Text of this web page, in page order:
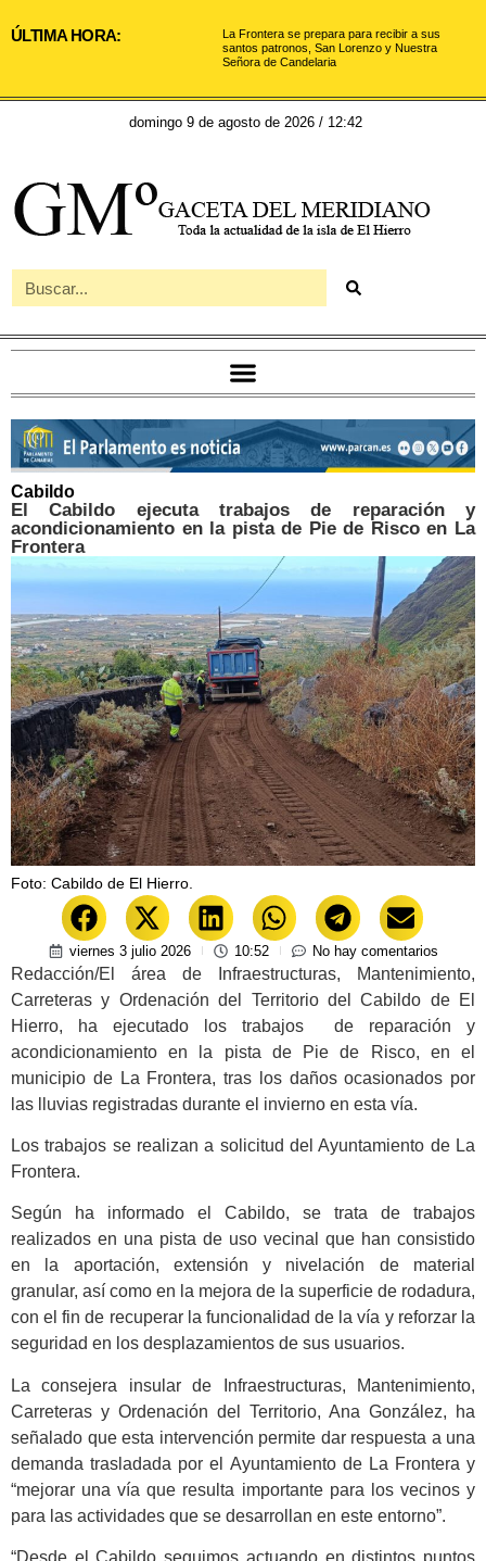
ÚLTIMA HORA:
La Frontera se prepara para recibir a sus
santos patronos, San Lorenzo y Nuestra
Señora de Candelaria
domingo 9 de agosto de 2026 / 12:42
Cabildo
El Cabildo ejecuta trabajos de reparación y
acondicionamiento en la pista de Pie de Risco en La
Frontera
Foto: Cabildo de El Hierro.
viernes 3 julio 2026 10:52 No hay comentarios
Redacción/El área de Infraestructuras, Mantenimiento,
Carreteras y Ordenación del Territorio del Cabildo de El
Hierro, ha ejecutado los trabajos de reparación y
acondicionamiento en la pista de Pie de Risco, en el
municipio de La Frontera, tras los daños ocasionados por
las lluvias registradas durante el invierno en esta vía.
Los trabajos se realizan a solicitud del Ayuntamiento de La
Frontera.
Según ha informado el Cabildo, se trata de trabajos
realizados en una pista de uso vecinal que han consistido
en la aportación, extensión y nivelación de material
granular, así como en la mejora de la superficie de rodadura,
con el fin de recuperar la funcionalidad de la vía y reforzar la
seguridad en los desplazamientos de sus usuarios.
La consejera insular de Infraestructuras, Mantenimiento,
Carreteras y Ordenación del Territorio, Ana González, ha
señalado que esta intervención permite dar respuesta a una
demanda trasladada por el Ayuntamiento de La Frontera y
“mejorar una vía que resulta importante para los vecinos y
para las actividades que se desarrollan en este entorno”.